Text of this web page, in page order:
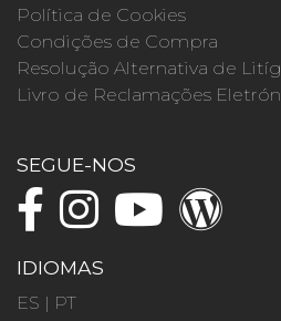
Política de Cookies
Condições de Compra
Resolução Alternativa de
Livro de Reclamações
SEGUE-NOS
IDIOMAS
ES | PT